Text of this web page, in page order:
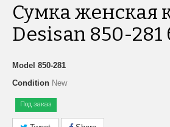
Сумка женская
Desisan 850-
Model 850-281
Condition New
Под заказ